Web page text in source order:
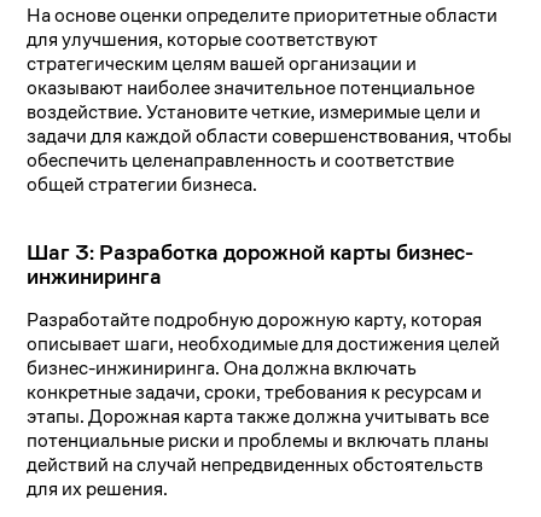
На основе оценки определите приоритетные области
для улучшения, которые соответствуют
стратегическим целям вашей организации и
оказывают наиболее значительное потенциальное
воздействие. Установите четкие, измеримые цели и
задачи для каждой области совершенствования, чтобы
обеспечить целенаправленность и соответствие
общей стратегии бизнеса.
Шаг 3: Разработка дорожной карты бизнес-
инжиниринга
Разработайте подробную дорожную карту, которая
описывает шаги, необходимые для достижения целей
бизнес-инжиниринга. Она должна включать
конкретные задачи, сроки, требования к ресурсам и
этапы. Дорожная карта также должна учитывать все
потенциальные риски и проблемы и включать планы
действий на случай непредвиденных обстоятельств
для их решения.